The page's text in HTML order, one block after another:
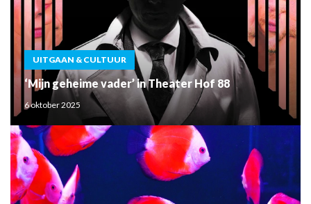
UITGAAN & CULTUUR
‘Mijn geheime vader’ in Theater Hof 88
6 oktober 2025